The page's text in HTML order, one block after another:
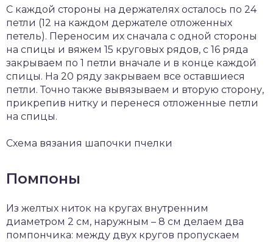
С каждой стороны на держателях осталось по 24
петли (12 на каждом держателе отложенных
петель). Переносим их сначала с одной стороны
на спицы и вяжем 15 круговых рядов, с 16 ряда
закрываем по 1 петли вначале и в конце каждой
спицы. На 20 ряду закрываем все оставшиеся
петли. Точно также вывязываем и вторую сторону,
прикрепив нитку и перенеся отложенные петли
на спицы.
Схема вязания шапочки пчелки
Помпоны
Из желтых ниток на кругах внутренним
диаметром 2 см, наружным – 8 см делаем два
помпончика: между двух кругов пропускаем